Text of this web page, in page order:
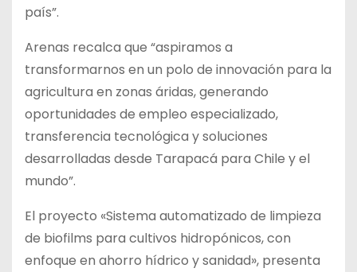
país”.
Arenas recalca que “aspiramos a
transformarnos en un polo de innovación para la
agricultura en zonas áridas, generando
oportunidades de empleo especializado,
transferencia tecnológica y soluciones
desarrolladas desde Tarapacá para Chile y el
mundo”.
El proyecto «Sistema automatizado de limpieza
de biofilms para cultivos hidropónicos, con
enfoque en ahorro hídrico y sanidad», presenta